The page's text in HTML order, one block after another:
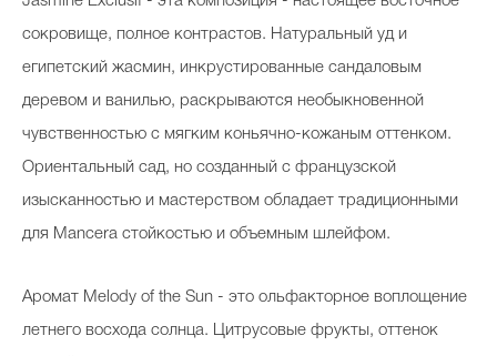
сокровище, полное контрастов. Натуральный уд и
египетский жасмин, инкрустированные сандаловым
деревом и ванилью, раскрываются необыкновенной
чувственностью с мягким коньячно-кожаным оттенком.
Ориентальный сад, но созданный с французской
изысканностью и мастерством обладает традиционными
для Mancera стойкостью и объемным шлейфом.
Аромат Melody of the Sun - это ольфакторное воплощение
летнего восхода солнца. Цитрусовые фрукты, оттенок